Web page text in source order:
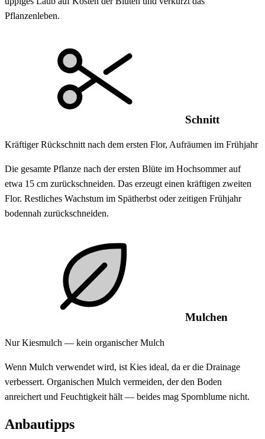
Pflanzenleben.
Schnitt
Kräftiger Rückschnitt nach dem ersten Flor, Aufräumen im Frühjahr
Die gesamte Pflanze nach der ersten Blüte im Hochsommer auf
etwa 15 cm zurückschneiden. Das erzeugt einen kräftigen zweiten
Flor. Restliches Wachstum im Spätherbst oder zeitigen Frühjahr
bodennah zurückschneiden.
Mulchen
Nur Kiesmulch — kein organischer Mulch
Wenn Mulch verwendet wird, ist Kies ideal, da er die Drainage
verbessert. Organischen Mulch vermeiden, der den Boden
anreichert und Feuchtigkeit hält — beides mag Spornblume nicht.
Anbautipps